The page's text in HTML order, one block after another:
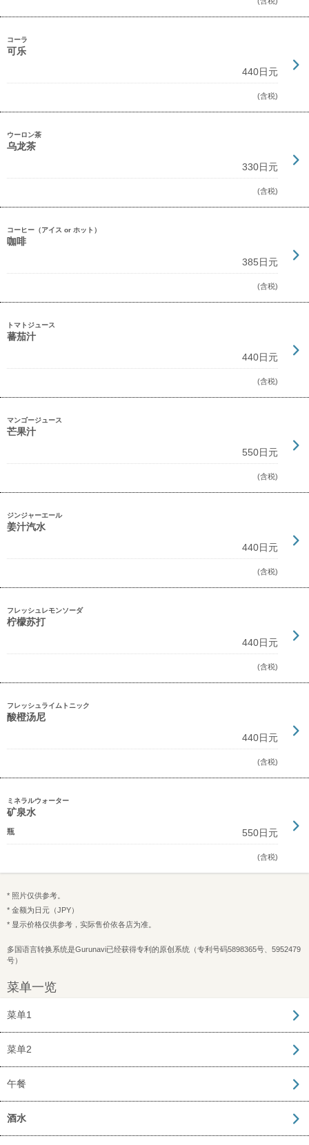
コーラ
可乐
440日元
(含税)
ウーロン茶
乌龙茶
330日元
(含税)
コーヒー（アイス or ホット）
咖啡
385日元
(含税)
トマトジュース
蕃茄汁
440日元
(含税)
マンゴージュース
芒果汁
550日元
(含税)
ジンジャーエール
姜汁汽水
440日元
(含税)
フレッシュレモンソーダ
柠檬苏打
440日元
(含税)
フレッシュライムトニック
酸橙汤尼
440日元
(含税)
ミネラルウォーター
矿泉水
瓶 550日元
(含税)
* 照片仅供参考。
* 金额为日元（JPY）
* 显示价格仅供参考，实际售价依各店为准。
多国语言转换系统是Gurunavi已经获得专利的原创系统（专利号码5898365号、5952479
号）
菜单一览
菜单1
菜单2
午餐
酒水